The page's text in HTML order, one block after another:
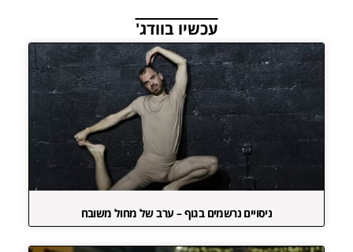
עכשיו בוודג'
ניסויים נרשמים בגוף – ערב של מחול משובח